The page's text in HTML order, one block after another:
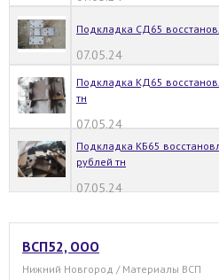
Подкладка СД65
07.05.24
Подкладка КД65
тн
07.05.24
Подкладка КБ65
рублей тн
07.05.24
ВСП52, ООО
Нижний Новгород / Материалы ВСП